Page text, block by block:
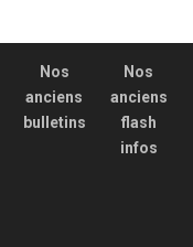
Nos
anciens
bulletins
Nos
anciens
flash
infos